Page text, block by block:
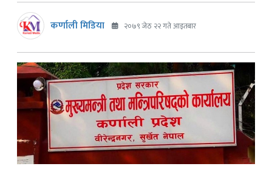
कर्णाली मिडिया २०७९ जेठ २२ गते आइतबार